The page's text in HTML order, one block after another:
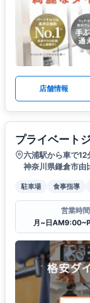
店舗情報
プライベート
六浦駅から車で12
神奈川県鎌倉市由
駐車場 食事指導
営業時間
月~日